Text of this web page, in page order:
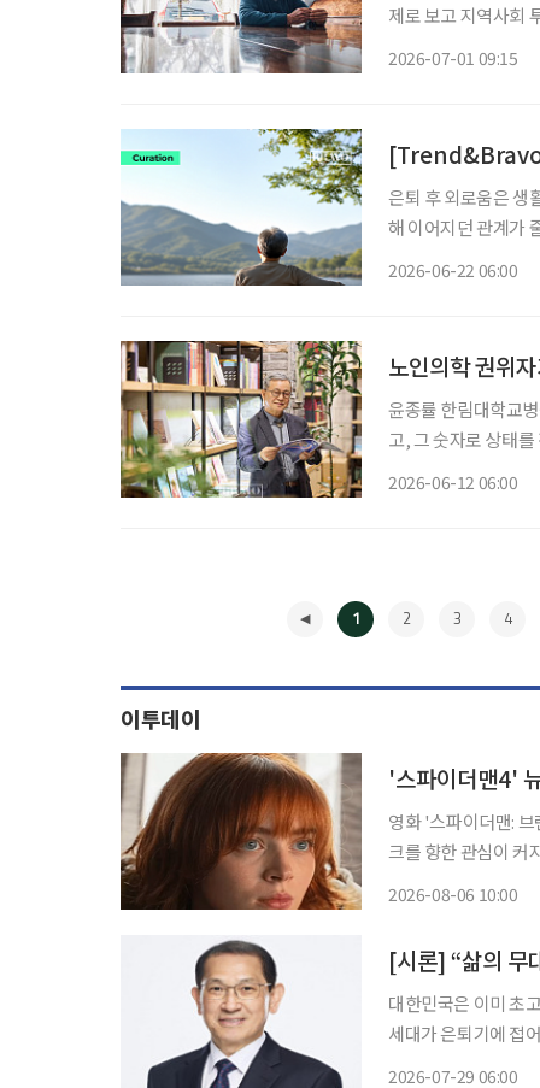
제로 보고 지역사회
2026-07-01 09:15
[Trend&Bravo]
은퇴 후 외로움은 생
해 이어지던 관계가
2026-06-22 06:00
노인의학 권위
윤종률 한림대학교병원 명예
고, 그 숫자로 상태
2026-06-12 06:00
1 2 3 4
이투데이
'스파이더맨4'
영화 '스파이더맨:
크를 향한 관심이 커지고 있다. 5일(현지시간) 미국 연예매
2026-08-06 10:00
[시론] “삶의 무
대한민국은 이미 초
세대가 은퇴기에 접
2026-07-29 06:00